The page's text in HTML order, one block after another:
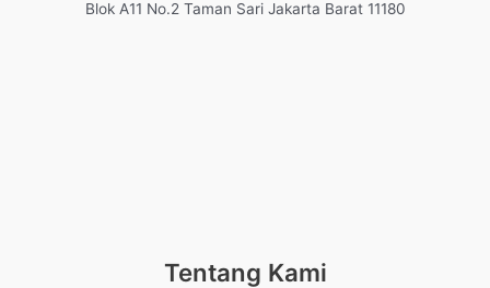
Blok A11 No.2 Taman Sari Jakarta Barat 11180
Tentang Kami